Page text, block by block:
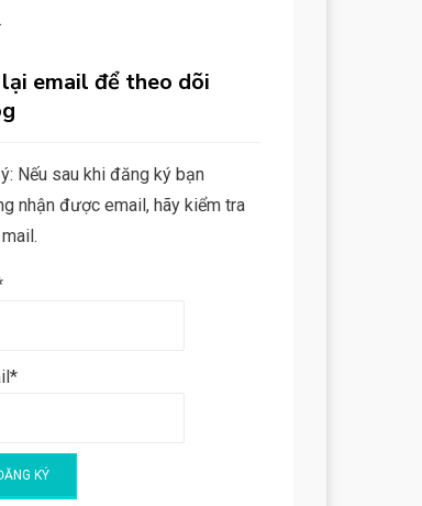
email để theo dõi
Nếu sau khi đăng ký bạn
nhận được email, hãy kiểm tra